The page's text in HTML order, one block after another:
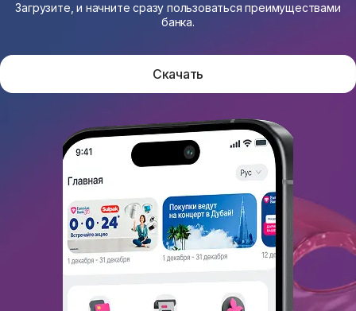
Загрузите, и начните сразу пользоваться преимуществами
банка.
Скачать